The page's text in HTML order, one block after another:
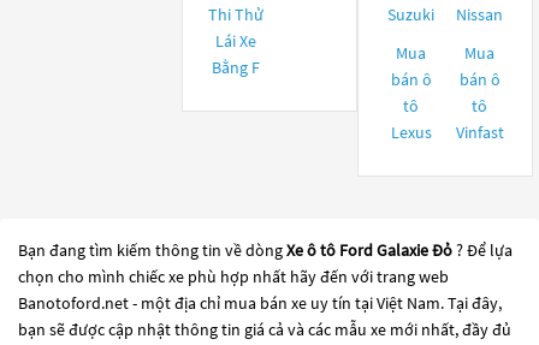
Thi Thử
Lái Xe
Bằng F
Suzuki
Nissan
Mua
bán ô
tô
Lexus
Mua
bán ô
tô
Vinfast
Bạn đang tìm kiếm thông tin về dòngXe ô tô Ford Galaxie Đỏ? Để lựa
chọn cho mình chiếc xe phù hợp nhất hãy đến với trang web
Banotoford.net - một địa chỉ mua bán xe uy tín tại Việt Nam. Tại đây,
bạn sẽ được cập nhật thông tin giá cả và các mẫu xe mới nhất, đầy đủ